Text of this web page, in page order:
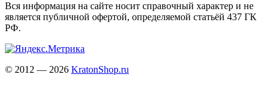
Вся информация на сайте носит справочный характер и не
является публичной офертой, определяемой статьёй 437 ГК
РФ.
© 2012 — 2026 KratonShop.ru